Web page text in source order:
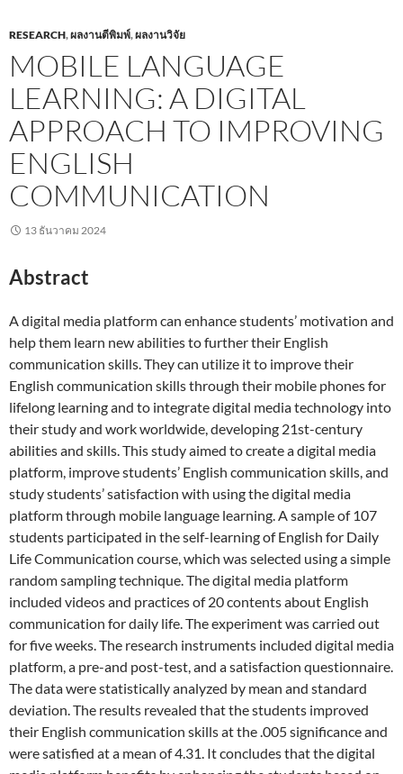
RESEARCH,ผลงานตีพิมพ์,ผลงานวิจัย
MOBILE LANGUAGE
LEARNING: A DIGITAL
APPROACH TO IMPROVING
ENGLISH
COMMUNICATION
13 ธันวาคม 2024
Abstract
A digital media platform can enhance students’ motivation and
help them learn new abilities to further their English
communication skills. They can utilize it to improve their
English communication skills through their mobile phones for
lifelong learning and to integrate digital media technology into
their study and work worldwide, developing 21st-century
abilities and skills. This study aimed to create a digital media
platform, improve students’ English communication skills, and
study students’ satisfaction with using the digital media
platform through mobile language learning. A sample of 107
students participated in the self-learning of English for Daily
Life Communication course, which was selected using a simple
random sampling technique. The digital media platform
included videos and practices of 20 contents about English
communication for daily life. The experiment was carried out
for five weeks. The research instruments included digital media
platform, a pre-and post-test, and a satisfaction questionnaire.
The data were statistically analyzed by mean and standard
deviation. The results revealed that the students improved
their English communication skills at the .005 significance and
were satisfied at a mean of 4.31. It concludes that the digital